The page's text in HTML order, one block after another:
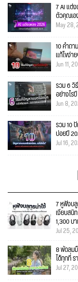
7 AI แต่
ตัวคุณเอ
May 28,
10 คำถ
แก้ไขง่า
Jun 11,
รวม 6 วิ
อย่างไร
Jun 8,
รวม 10
บ่อยปี
Jul 16,
7 หูฟังบ
เงียบสนิ
1,300 บ
Jul 25,
8 พัดลม
ได้ทุกที่
Jul 27,